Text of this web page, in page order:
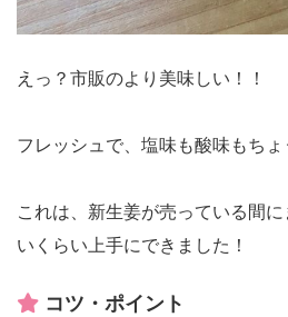
えっ？市販のより美味しい！！
フレッシュで、塩味も酸味もちょ
これは、新生姜が売っている間
いくらい上手にできました！
コツ・ポイント